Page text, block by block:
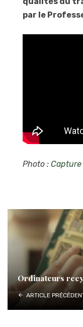
par le
Photo : Capture
Ordinateurs
ARTICLE